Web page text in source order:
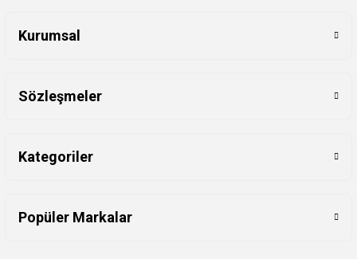
Kurumsal
Sözleşmeler
Kategoriler
Popüler Markalar